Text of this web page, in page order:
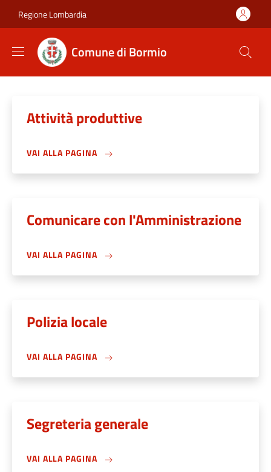
Regione Lombardia
Comune di Bormio
Attività produttive
VAI ALLA PAGINA
Comunicare con l'Amministrazione
VAI ALLA PAGINA
Polizia locale
VAI ALLA PAGINA
Segreteria generale
VAI ALLA PAGINA